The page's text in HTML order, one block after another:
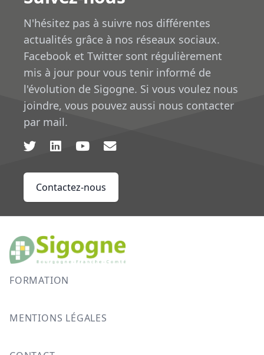
N'hésitez pas à suivre nos différentes
actualités grâce à nos réseaux sociaux.
Facebook et Twitter sont régulièrement
mis à jour pour vous tenir informé de
l'évolution de Sigogne. Si vous voulez nous
joindre, vous pouvez aussi nous contacter
par mail.
Contactez-nous
FORMATION
MENTIONS LÉGALES